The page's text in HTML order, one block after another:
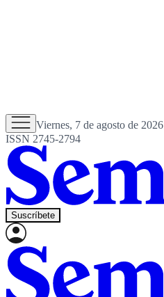
Viernes, 7 de agosto de 2026
ISSN 2745-2794
Suscríbete